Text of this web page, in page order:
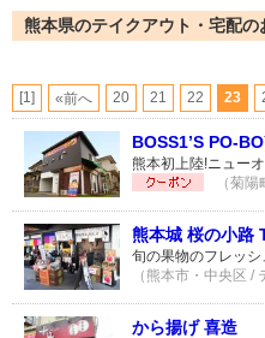
熊本県のテイクアウト・宅配
[1] «前へ 20 21 22 23
BOSS1’S PO-
熊本初上陸!ニュー
（菊
熊本城 桜の小路
旬の果物のフレッシ
（熊本市・中央区 /
から揚げ 喜造